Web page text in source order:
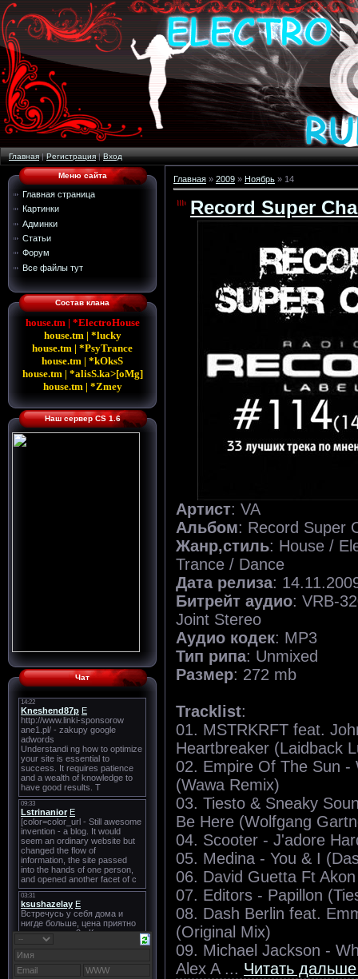
Главная|Регистрация|Вход
Меню сайта
Главная страница
Картинки
Админки
Статьи
Форум
Все файлы тут
Состав клана
house.tm | *ElectroHouse
house.tm | *lucky
house.tm | *PsyTrance
house.tm | *kOksS
house.tm | *alisS.ka>[oMg]
house.tm | *Zmey
Наш сервер CS 1.6
Чат
Главная » 2009 » Ноябрь » 14
Record Super
Артист: VA
Альбом: Record
Жанр,стиль: House /
Trance / Dance
Дата релиза:
Битрейт аудио: VRB-
Joint Stereo
Аудио кодек: MP3
Тип рипа: Unmixed
Размер: 272 mb
Tracklist:
01. MSTRKRFT feat.
Heartbreaker (Laidback
02. Empire Of The Sun -
(Wawa Remix)
03. Tiesto & Sneaky
Be Here (Wolfgang
04. Scooter - J'adore
05. Medina - You & I
06. David Guetta Ft
07. Editors - Papillon
08. Dash Berlin feat.
(Original Mix)
09. Michael Jackson -
Alex A ... Читать